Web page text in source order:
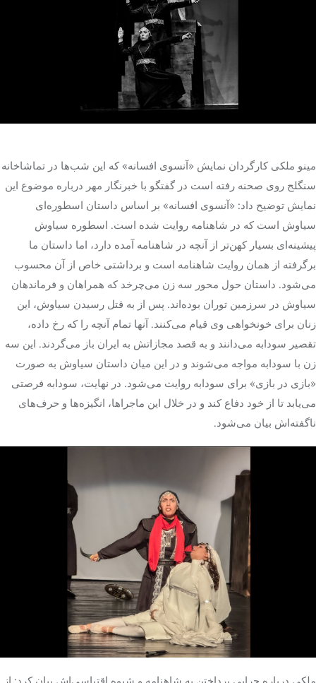
پایگاه خبری آبان
خرید موتور ایمپلنت
مینو ملکی کارگردان نمایش «آنسوی افسانه» که این شب‌ها در تماشاخانه
سنگلج روی صحنه رفته است در گفتگو با خبرنگار مهر درباره موضوع این
نمایش توضیح داد: «آنسوی افسانه» بر اساس داستان اسطوره‌ای
سیاوش است که در شاهنامه روایت شده است. اسطوره سیاوش
پیشینه‌ای بسیار کهن‌تر از آنچه در شاهنامه آمده دارد، اما داستان ما
برگرفته از همان روایت شاهنامه است و برداشتی خاص از آن محسوب
می‌شود. داستان حول محور سه زن می‌چرخد که همراهان و فرماندهان
سیاوش در سرزمین توران بوده‌اند. پس از به قتل رسیدن سیاوش، این
زنان برای خونخواهی وی قیام می‌کنند. آنها تمام آنچه را که رخ داده،
تقصیر سودابه می‌دانند و به قصد مجازاتش به ایران باز می‌گردند. این سه
زن با سودابه مواجه می‌شوند و در این میان داستان سیاوش به صورت
«بازی در بازی» برای سودابه روایت می‌شود. در نهایت، سودابه فرصتی
می‌یابد تا از خود دفاع کند و در خلال این ماجراها، انگیزه‌ها و حرف‌های
ناگفته‌اش بیان می‌شود.